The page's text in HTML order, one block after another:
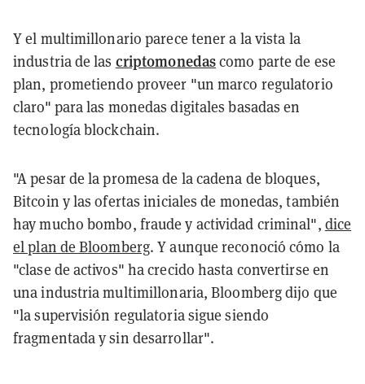
Y el multimillonario parece tener a la vista la
industria de las criptomonedascomo parte de ese
plan, prometiendo proveer "un marco regulatorio
claro" para las monedas digitales basadas en
tecnología blockchain.
"A pesar de la promesa de la cadena de bloques,
Bitcoin y las ofertas iniciales de monedas, también
hay mucho bombo, fraude y actividad criminal", dice
el plan de Bloomberg. Y aunque reconoció cómo la
"clase de activos" ha crecido hasta convertirse en
una industria multimillonaria, Bloomberg dijo que
"la supervisión regulatoria sigue siendo
fragmentada y sin desarrollar".